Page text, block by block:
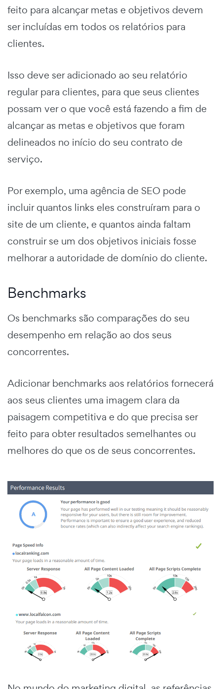
feito para alcançar metas e objetivos devem
ser incluídas em todos os relatórios para
clientes.
Isso deve ser adicionado ao seu relatório
regular para clientes, para que seus clientes
possam ver o que você está fazendo a fim de
alcançar as metas e objetivos que foram
delineados no início do seu contrato de
serviço.
Por exemplo, uma agência de SEO pode
incluir quantos links eles construíram para o
site de um cliente, e quantos ainda faltam
construir se um dos objetivos iniciais fosse
melhorar a autoridade de domínio do cliente.
Benchmarks
Os benchmarks são comparações do seu
desempenho em relação ao dos seus
concorrentes.
Adicionar benchmarks aos relatórios fornecerá
aos seus clientes uma imagem clara da
paisagem competitiva e do que precisa ser
feito para obter resultados semelhantes ou
melhores do que os de seus concorrentes.